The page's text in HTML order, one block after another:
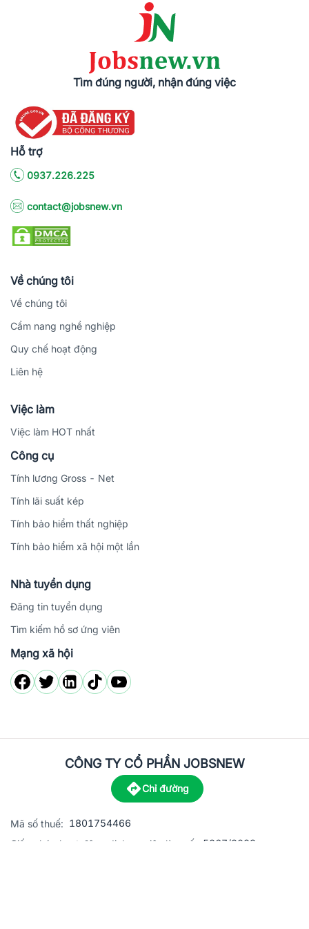
Tìm đúng người, nhận đúng việc
Hỗ trợ
0937.226.225
contact@jobsnew.vn
Về chúng tôi
Về chúng tôi
Cẩm nang nghề nghiệp
Quy chế hoạt động
Liên hệ
Việc làm
Việc làm HOT nhất
Công cụ
Tính lương Gross - Net
Tính lãi suất kép
Tính bảo hiểm thất nghiệp
Tính bảo hiểm xã hội một lần
Nhà tuyển dụng
Đăng tin tuyển dụng
Tìm kiếm hồ sơ ứng viên
Mạng xã hội
CÔNG TY CỔ PHẦN JOBSNEW
Chỉ đường
Mã số thuế: 1801754466
Giấy phép hoạt động dịch vụ việc làm số:
5867/2023